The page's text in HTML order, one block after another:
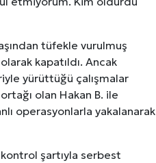
tüfekle vurulmuş
kapatıldı. Ancak
yürüttüğü çalışmalar
olan Hakan B. ile
operasyonlarla yakalanarak
şartıyla serbest